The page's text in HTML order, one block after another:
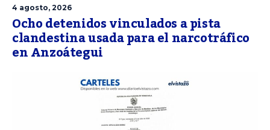
4 agosto, 2026
Ocho detenidos vinculados a pista
clandestina usada para el narcotráfico
en Anzoátegui